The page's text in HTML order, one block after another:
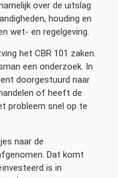
over de uitslag
houding en
wet- en regelgeving.
het CBR 101 zaken.
een onderzoek. In
doorgestuurd naar
of heeft de
probleem snel op te
naar de
Dat komt
is in